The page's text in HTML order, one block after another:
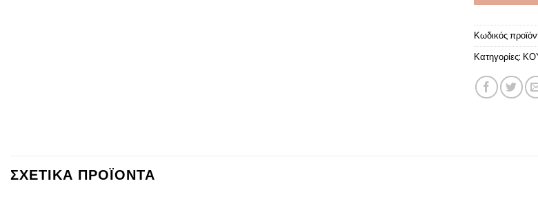
Κωδικός
Κατηγορίες:
ΣΧΕΤΙΚΑ ΠΡΟΪΟΝΤΑ